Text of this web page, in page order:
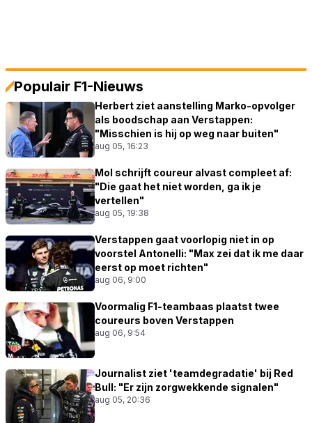
Populair F1-Nieuws
Herbert ziet aanstelling Marko-opvolger
als boodschap aan Verstappen:
"Misschien is hij op weg naar buiten"
aug 05, 16:23
Mol schrijft coureur alvast compleet af:
"Die gaat het niet worden, ga ik je
vertellen"
aug 05, 19:38
Verstappen gaat voorlopig niet in op
voorstel Antonelli: "Max zei dat ik me daar
eerst op moet richten"
aug 06, 9:00
Voormalig F1-teambaas plaatst twee
coureurs boven Verstappen
aug 06, 9:54
Journalist ziet 'teamdegradatie' bij Red
Bull: "Er zijn zorgwekkende signalen"
aug 05, 20:36